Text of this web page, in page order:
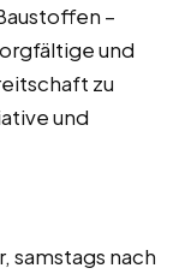
–
und
zu
und
samstags nach